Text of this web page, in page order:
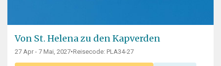
Von St. Helena zu den Kapverden
27 Apr - 7 Mai, 2027•Reisecode: PLA34-27